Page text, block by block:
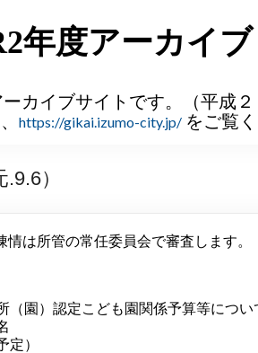
年度アーカイブ
カイブサイトです。（平成
https://gikai.izumo-city.jp/ をご覧
）
は所管の常任委員会で審査します。
園）認定こども園関係予算等につい
）